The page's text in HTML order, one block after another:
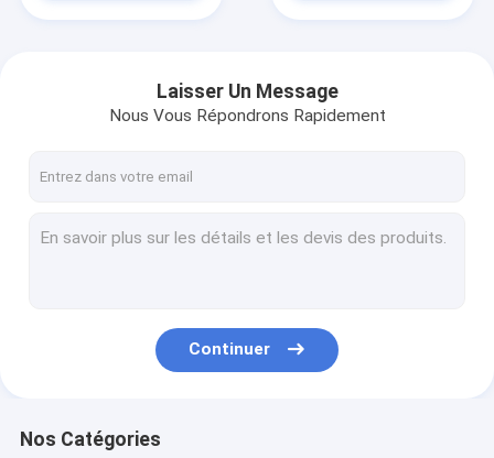
Laisser Un Message
Nous Vous Répondrons Rapidement
Continuer
Nos Catégories